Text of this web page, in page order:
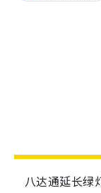
八达通延长绿